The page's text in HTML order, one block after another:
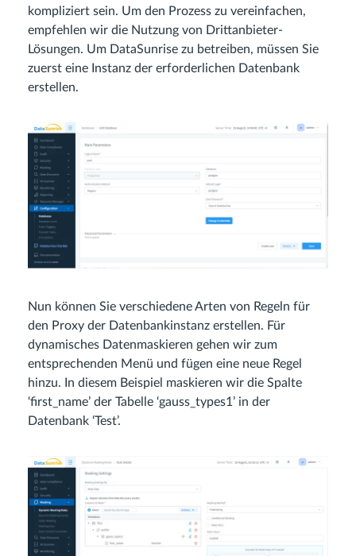
kompliziert sein. Um den Prozess zu vereinfachen,
empfehlen wir die Nutzung von Drittanbieter-
Lösungen. Um DataSunrise zu betreiben, müssen Sie
zuerst eine Instanz der erforderlichen Datenbank
erstellen.
Nun können Sie verschiedene Arten von Regeln für
den Proxy der Datenbankinstanz erstellen. Für
dynamisches Datenmaskieren gehen wir zum
entsprechenden Menü und fügen eine neue Regel
hinzu. In diesem Beispiel maskieren wir die Spalte
‘first_name’ der Tabelle ‘gauss_types1’ in der
Datenbank ‘Test’.